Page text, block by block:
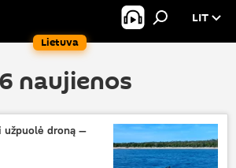
Lietuva
LIT
naujienos
užpuolė droną —